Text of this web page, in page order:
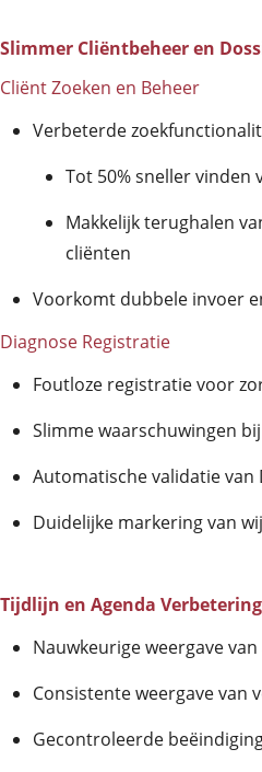
Slimmer Cliëntbeheer en
Cliënt Zoeken en Beheer
Verbeterde
Tot 50% sneller
Makkelijk terughalen
cliënten
Voorkomt dubbele invoer
Diagnose Registratie
Foutloze registratie voor
Slimme waarschuwingen
Automatische validatie van
Duidelijke markering van
Tijdlijn en Agenda
Nauwkeurige weergave
Consistente weergave van
Gecontroleerde